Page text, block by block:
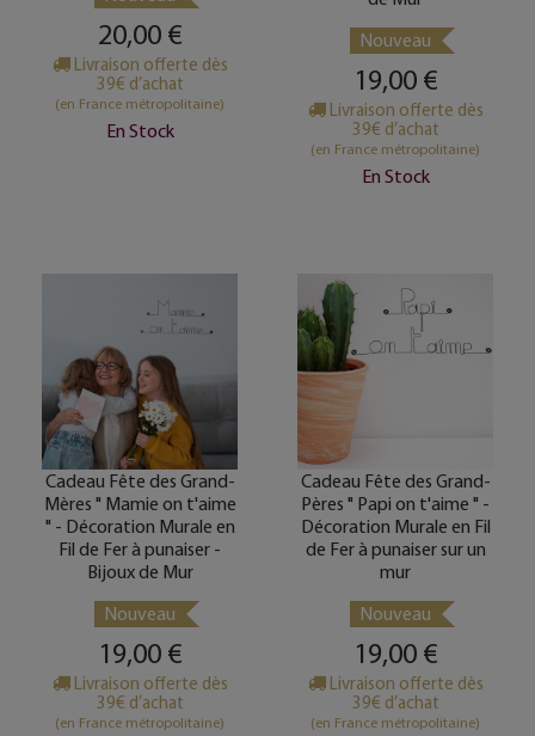
20,00 €
Livraison offerte dès
39€ d’achat
(en France métropolitaine)
En Stock
Nouveau
19,00 €
Livraison offerte dès
39€ d’achat
(en France métropolitaine)
En Stock
Cadeau Fête des Grand-
Mères " Mamie on t'aime
" - Décoration Murale en
Fil de Fer à punaiser -
Bijoux de Mur
Nouveau
19,00 €
Livraison offerte dès
39€ d’achat
(en France métropolitaine)
Cadeau Fête des Grand-
Pères " Papi on t'aime " -
Décoration Murale en Fil
de Fer à punaiser sur un
mur
Nouveau
19,00 €
Livraison offerte dès
39€ d’achat
(en France métropolitaine)